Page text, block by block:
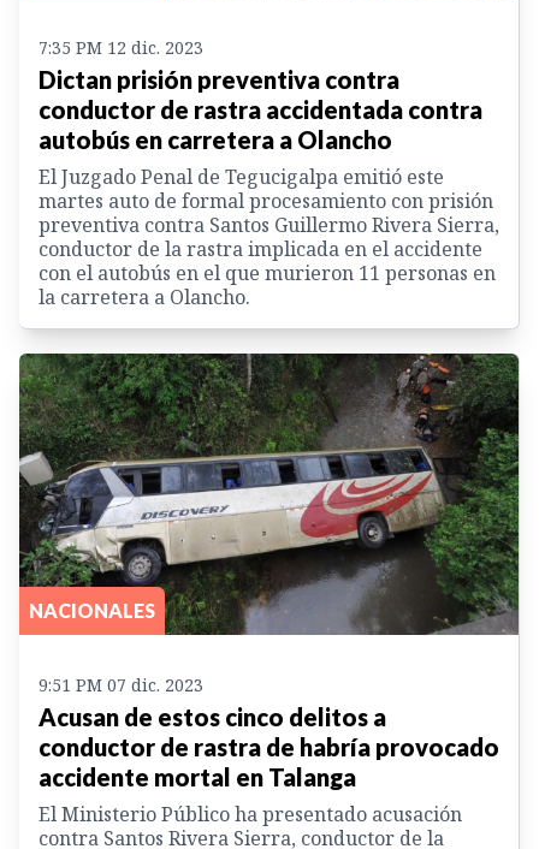
7:35 PM 12 dic. 2023
Dictan prisión preventiva contra
conductor de rastra accidentada contra
autobús en carretera a Olancho
El Juzgado Penal de Tegucigalpa emitió este
martes auto de formal procesamiento con prisión
preventiva contra Santos Guillermo Rivera Sierra,
conductor de la rastra implicada en el accidente
con el autobús en el que murieron 11 personas en
la carretera a Olancho.
NACIONALES
9:51 PM 07 dic. 2023
Acusan de estos cinco delitos a
conductor de rastra de habría provocado
accidente mortal en Talanga
El Ministerio Público ha presentado acusación
contra Santos Rivera Sierra, conductor de la